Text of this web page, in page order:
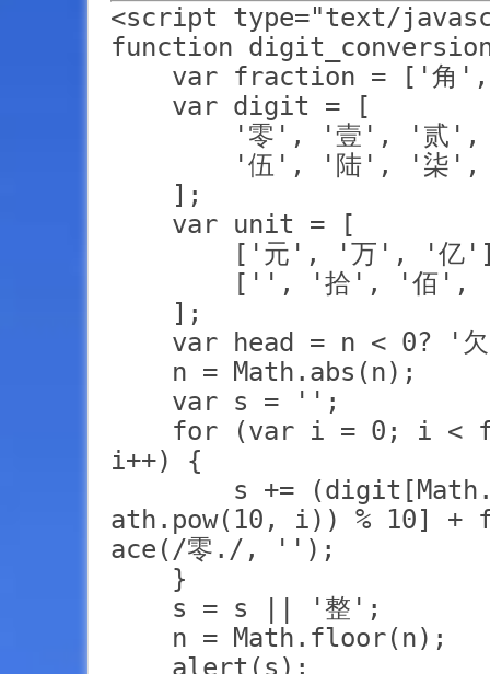
<script type="text/
function
var fraction = ['角
var digit = [
'零', '壹', '贰', '
'伍', '陆', '柒', '
];
var unit = [
['元', '万', '亿
['', '拾', '佰', '
];
var head = n < 0? '
n = Math.abs(n);
var s = '';
for (var i = 0; i <
i++) {
s +=
ath.pow(10, i)) % 10]
ace(/零./, '');
}
s = s || '整';
n = Math.floor(n);
alert(s);